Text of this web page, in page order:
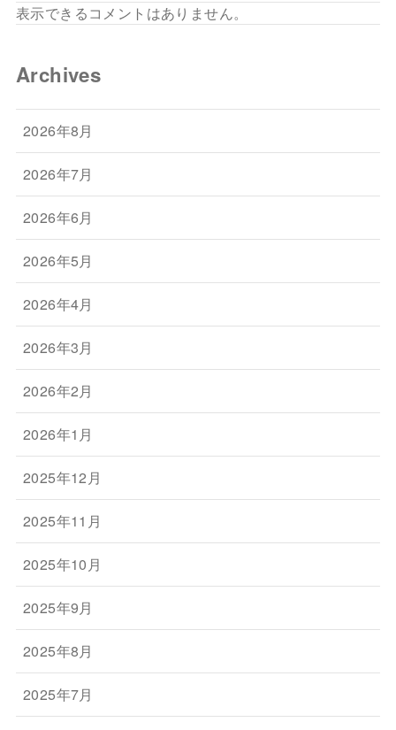
表示できるコメントはありません。
Archives
2026年8月
2026年7月
2026年6月
2026年5月
2026年4月
2026年3月
2026年2月
2026年1月
2025年12月
2025年11月
2025年10月
2025年9月
2025年8月
2025年7月